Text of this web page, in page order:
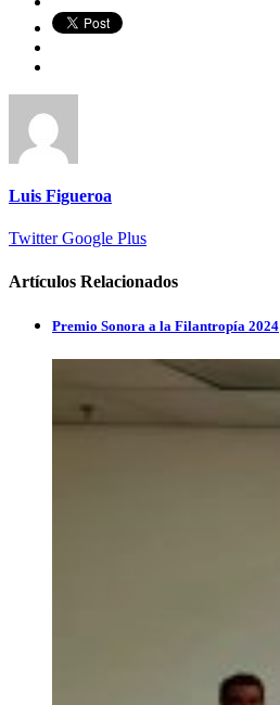
Luis Figueroa
TwitterGoogle Plus
Artículos Relacionados
Premio Sonora a la Filantropía 2024